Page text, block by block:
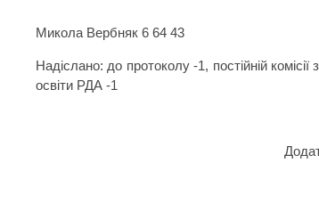
Микола Вербняк 6 64 43
Надіслано: до протоколу -1, постійній
освіти РДА -1